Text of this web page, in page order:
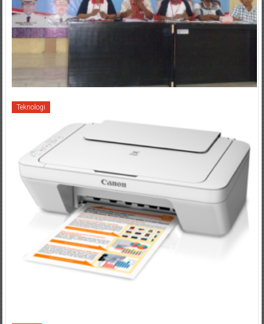
Teknologi